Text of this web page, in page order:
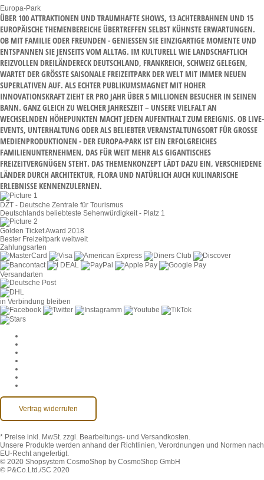
Europa-Park
ÜBER 100 ATTRAKTIONEN UND TRAUMHAFTE SHOWS, 13 ACHTERBAHNEN UND 15
EUROPÄISCHE THEMENBEREICHE ÜBERTREFFEN SELBST KÜHNSTE ERWARTUNGEN.
OB MIT FAMILIE ODER FREUNDEN - GENIESSEN SIE EINZIGARTIGE MOMENTE UND E
NTSPANNEN SIE JENSEITS VOM ALLTAG. IM KULTURELL WIE LANDSCHAFTLICH R
EIZVOLLEN DREILÄNDERECK DEUTSCHLAND, FRANKREICH, SCHWEIZ GELEGEN, W
ARTET DER GRÖSSTE SAISONALE FREIZEITPARK DER WELT MIT IMMER NEUEN SU
PERLATIVEN AUF. ALS ECHTER PUBLIKUMSMAGNET MIT HOHER IN
NOVATIONSKRAFT ZIEHT ER PRO JAHR ÜBER 5 MILLIONEN BESUCHER IN SEINEN BA
NN. GANZ GLEICH ZU WELCHER JAHRESZEIT – UNSERE VIELFALT AN WE
CHSELNDEN HÖHEPUNKTEN MACHT JEDEN AUFENTHALT ZUM EREIGNIS. OB LIVE-EV
ENTS, UNTERHALTUNG ODER ALS BELIEBTER VERANSTALTUNGSORT FÜR GROSSE MED
IENPRODUKTIONEN - DER EUROPA-PARK IST EIN ERFOLGREICHES FAM
ILIENUNTERNEHMEN, DAS FÜR WEIT MEHR ALS GIGANTISCHES FRE
IZEITVERGNÜGEN STEHT. DAS THEMENKONZEPT LÄDT DAZU EIN, VERSCHIEDENE LÄN
DER DURCH ARCHITEKTUR, FLORA UND NATÜRLICH AUCH KULINARISCHE ERL
EBNISSE KENNENZULERNEN.
DZT - Deutsche Zentrale für Tourismus
Deutschlands beliebteste Sehenwürdigkeit - Platz 1
Golden Ticket Award 2018
Bester Freizeitpark weltweit
Zahlungsarten
Versandarten
in Verbindung bleiben
Vertrag widerrufen
* Preise inkl. MwSt. zzgl. Bearbeitungs- und Versandkosten.
Unsere Produkte werden anhand der Richtlinien, Verordnungen und Normen nach
EU-Recht angefertigt.
© 2020 Shopsystem CosmoShop by CosmoShop GmbH
© P&Co.Ltd./SC 2020